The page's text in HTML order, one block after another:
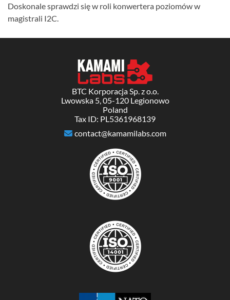
Doskonale sprawdzi się w roli konwertera poziomów w
magistrali I2C.
BTC Korporacja Sp. z o.o.
Lwowska 5, 05-120 Legionowo
Poland
Tax ID: PL5361968139
contact@kamamilabs.com